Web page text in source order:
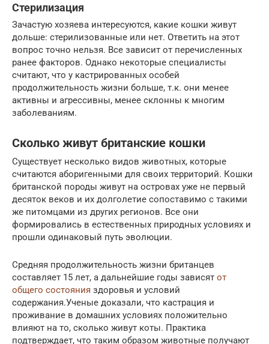
Стерилизация
Зачастую хозяева интересуются, какие кошки живут
дольше: стерилизованные или нет. Ответить на этот
вопрос точно нельзя. Все зависит от перечисленных
ранее факторов. Однако некоторые специалисты
считают, что у кастрированных особей
продолжительность жизни больше, т.к. они менее
активны и агрессивны, менее склонны к многим
заболеваниям.
Сколько живут британские кошки
Существует несколько видов животных, которые
считаются аборигенными для своих территорий. Кошки
британской породы живут на островах уже не первый
десяток веков и их долголетие сопоставимо с такими
же питомцами из других регионов. Все они
формировались в естественных природных условиях и
прошли одинаковый путь эволюции.
Средняя продолжительность жизни британцев
составляет 15 лет, а дальнейшие годы зависят от
общего состояния здоровья и условий
содержания.Ученые доказали, что кастрация и
проживание в домашних условиях положительно
влияют на то, сколько живут коты. Практика
подтверждает, что таким образом животные получают